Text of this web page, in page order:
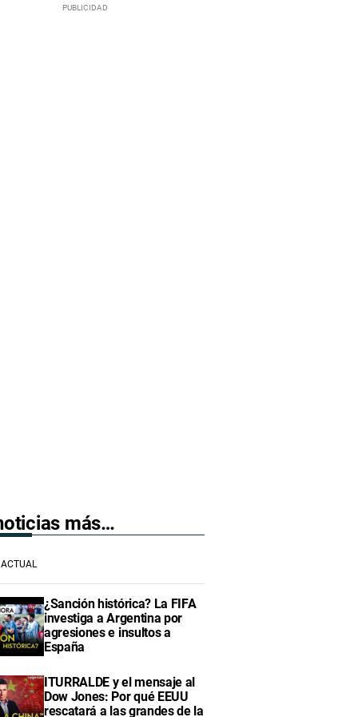
más…
ACTUAL
¿Sanción histórica? La FIFA
investiga a Argentina por
agresiones e insultos a
España
ITURRALDE y el mensaje al
Dow Jones: Por qué EEUU
rescatará a las grandes de la